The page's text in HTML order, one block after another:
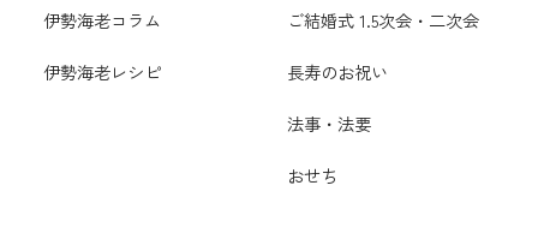
伊勢海老コラム
伊勢海老レシピ
ご結婚式 1.5次会・二次会
長寿のお祝い
法事・法要
おせち